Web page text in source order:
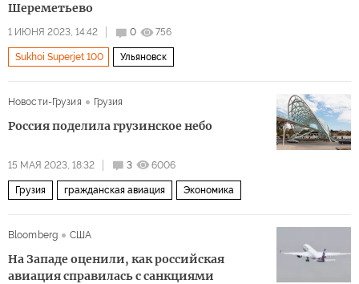
Шереметьево
1 ИЮНЯ 2023, 14:42 0 756
Sukhoi Superjet 100 Ульяновск
Новости-Грузия Грузия
Россия поделила грузинское небо
15 МАЯ 2023, 18:32 3 6006
Грузия гражданская авиация Экономика
Bloomberg США
На Западе оценили, как российская
авиация справилась с санкциями